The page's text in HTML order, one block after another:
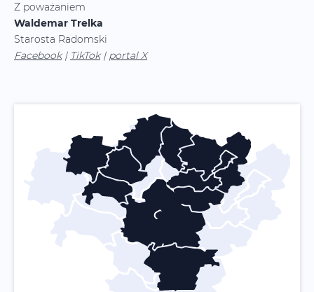
Z poważaniem
Waldemar Trelka
Starosta Radomski
Facebook| TikTok| portal X